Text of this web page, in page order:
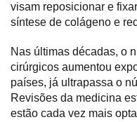
visam reposicionar e
síntese de colágeno e
Nas últimas décadas, o
cirúrgicos aumentou
países, já ultrapassa o
Revisões da medicina
estão cada vez mais